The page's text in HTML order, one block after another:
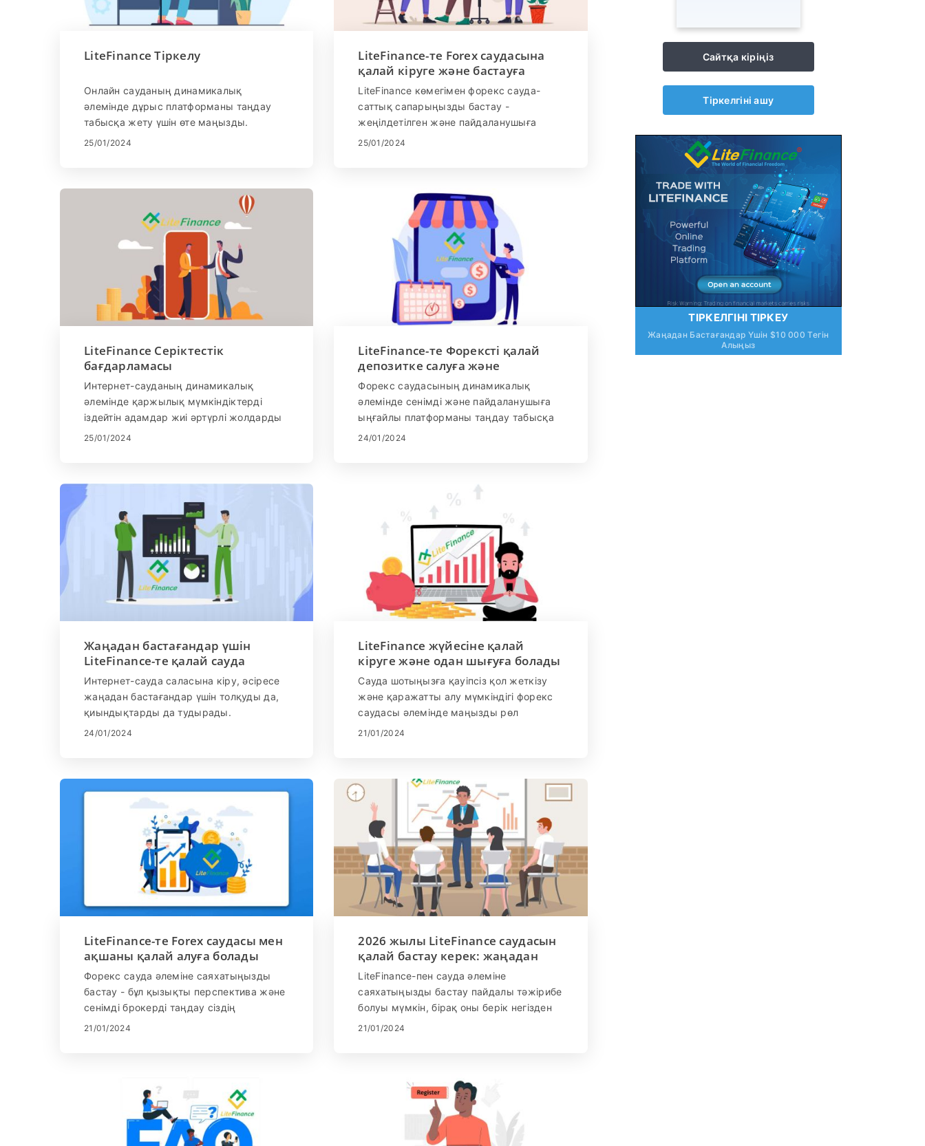
LiteFinance Тіркелу
Онлайн сауданың динамикалық
әлемінде дұрыс платформаны таңдау
табысқа жету үшін өте маңызды.
LiteFinance, жетекші онлайн форекс және
ұсынады. Бұл нұсқаулық сізді LiteFinance
жүйесіне тіркелудің қарапайым және
қауіпсіз процесі арқылы көрсетеді, бұл
сіздің сауда сапарыңызға сенімді түрде
кірісуге дайын екеніңізді қамтамасыз
25/01/2024
LiteFinance-те Forex саудасына
қалай кіруге және бастауға
болады
LiteFinance көмегімен форекс сауда-
саттық сапарыңызды бастау -
жеңілдетілген және пайдаланушыға
ыңғайлы тәжірибе. Бұл нұсқаулық сізге
оқиғасын тегіс бастауды қамтамасыз
етуге арналған.
25/01/2024
LiteFinance Серіктестік
бағдарламасы
Интернет-сауданың динамикалық
әлемінде қаржылық мүмкіндіктерді
іздейтін адамдар жиі әртүрлі жолдарды
зерттейді. Осындай мүмкіндіктердің бірі
серіктес болудың жолы. Бұл нұсқаулық
оқырмандарға процесс туралы жан-
жақты түсінік бере отырып, LiteFinance-
ке қосылудың қадамдары мен
артықшылықтарын көрсетуге
бағытталған.
25/01/2024
LiteFinance-те Форексті қалай
депозитке салуға және
саудалауға болады
Форекс саудасының динамикалық
әлемінде сенімді және пайдаланушыға
ыңғайлы платформаны таңдау табысқа
жету үшін өте маңызды. LiteFinance,
LiteFinance платформасында қаражат
салу және сауда-саттықты орындау
процесі арқылы форекс саудасының
қызықты саласына тегіс және
ақпараттандырылған саяхатты
қамтамасыз етуге бағытталған.
24/01/2024
Жаңадан бастағандар үшін
LiteFinance-те қалай сауда
жасауға болады
Интернет-сауда саласына кіру, әсіресе
жаңадан бастағандар үшін толқуды да,
қиындықтарды да тудырады.
LiteFinance, форекс және CFD саудасы
ортаны ұсынады. Бұл нұсқаулық
LiteFinance-тегі сауда процесі туралы
таптырмас түсініктерді ұсына отырып,
жаңадан бастаушыларға бастапқы
қадамдарын шарлауға көмектесу үшін
арнайы әзірленген.
24/01/2024
LiteFinance жүйесіне қалай
кіруге және одан шығуға болады
Сауда шотыңызға қауіпсіз қол жеткізу
және қаражатты алу мүмкіндігі форекс
саудасы әлемінде маңызды рөл
атқарады. Бұл жан-жақты нұсқаулық
біркелкі және сенімді қаржылық
тәжірибені қамтамасыз ету үшін
жасалған.
21/01/2024
LiteFinance-те Forex саудасы мен
ақшаны қалай алуға болады
Форекс сауда әлеміне саяхатыңызды
бастау - бұл қызықты перспектива және
сенімді брокерді таңдау сіздің
табысыңыз үшін өте маңызды.
жан-жақты нұсқаулық сізді LiteFinance
платформасында форекс саудасы және
қаражатты алу процесі арқылы
көрсетеді, бұл үздіксіз және қауіпсіз
21/01/2024
2026 жылы LiteFinance саудасын
қалай бастау керек: жаңадан
бастаушыларға арналған
қадамдық нұсқаулық
LiteFinance-пен сауда әлеміне
саяхатыңызды бастау пайдалы тәжірибе
болуы мүмкін, бірақ оны берік негізден
бастау өте маңызды. Бұл қадамдық
жасалған, біркелкі және хабардар
бастауды қамтамасыз ету үшін құнды
түсініктер мен маңызды ақпарат береді.
21/01/2024
Сайтқа кіріңіз
Тіркелгіні ашу
ТІРКЕЛГІНІ ТІРКЕУ
Жаңадан Бастағандар Үшін $10 000 Тегін
Алыңыз